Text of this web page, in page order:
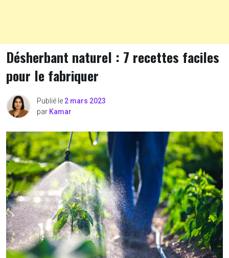
Désherbant naturel : 7 recettes faciles
pour le fabriquer
Publié le 2 mars 2023
par Kamar